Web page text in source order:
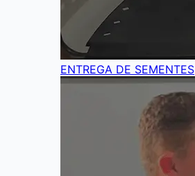
ENTREGA DE SEMENTES